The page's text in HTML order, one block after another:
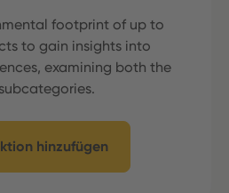
footprint of up to
to gain insights into
examining both the
hinzufügen